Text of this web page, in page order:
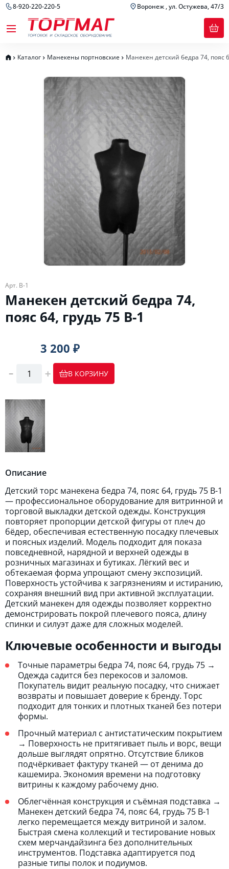
8-920-220-220-5 Воронеж , ул. Остужева, 47/3
Каталог Манекены портновские Манекен детский бедра 74, пояс
Арт. В-1
Манекен детский бедра 74,
пояс 64, грудь 75 В-1
3 200 ₽
В КОРЗИНУ
Описание
Детский торс манекена бедра 74, пояс 64, грудь 75 В-1
— профессиональное оборудование для витринной и
торговой выкладки детской одежды. Конструкция
повторяет пропорции детской фигуры от плеч до
бёдер, обеспечивая естественную посадку плечевых
и поясных изделий. Модель подходит для показа
повседневной, нарядной и верхней одежды в
розничных магазинах и бутиках. Лёгкий вес и
обтекаемая форма упрощают смену экспозиций.
Поверхность устойчива к загрязнениям и истиранию,
сохраняя внешний вид при активной эксплуатации.
Детский манекен для одежды позволяет корректно
демонстрировать покрой плечевого пояса, длину
спинки и силуэт даже для сложных моделей.
Ключевые особенности и выгоды
Точные параметры бедра 74, пояс 64, грудь 75 →
Одежда садится без перекосов и заломов.
Покупатель видит реальную посадку, что снижает
возвраты и повышает доверие к бренду. Торс
подходит для тонких и плотных тканей без потери
формы.
Прочный материал с антистатическим покрытием
→ Поверхность не притягивает пыль и ворс, вещи
дольше выглядят опрятно. Отсутствие бликов
подчёркивает фактуру тканей — от денима до
кашемира. Экономия времени на подготовку
витрины к каждому рабочему дню.
Облегчённая конструкция и съёмная подставка →
Манекен детский бедра 74, пояс 64, грудь 75 В-1
легко перемещается между витриной и залом.
Быстрая смена коллекций и тестирование новых
схем мерчандайзинга без дополнительных
инструментов. Подставка адаптируется под
разные типы полок и подиумов.